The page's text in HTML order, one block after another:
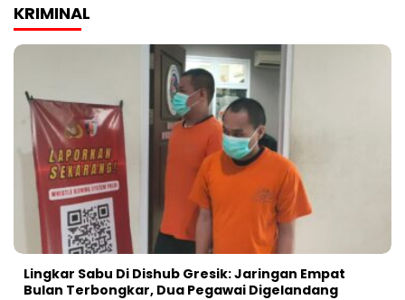
KRIMINAL
Lingkar Sabu Di Dishub Gresik: Jaringan Empat
Bulan Terbongkar, Dua Pegawai Digelandang